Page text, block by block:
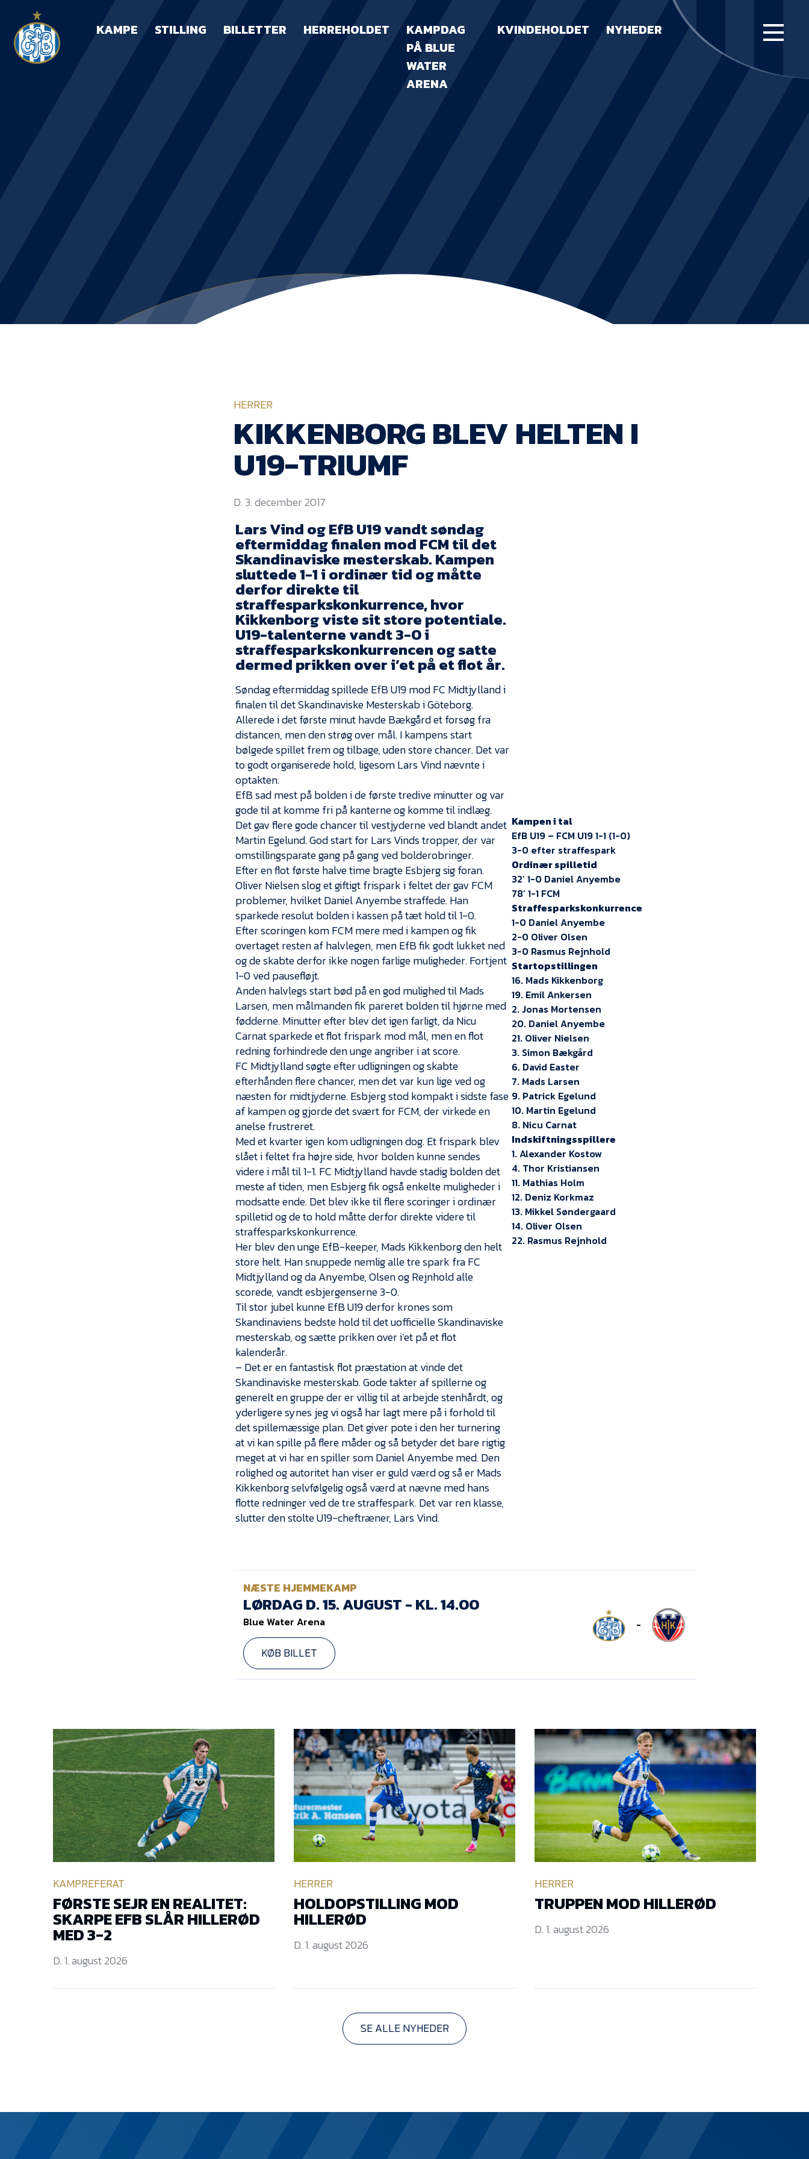
KAMPE STILLING BILLETTER HERREHOLDET
KAMPDAG
PÅ BLUE
WATER
ARENA
KVINDEHOLDET NYHEDER FORSIDE
KVINDEHOLDET
Sydvestjysk Fodbold Samarbejde
HERRER
KIKKENBORG BLEV HELTEN I
U19-TRIUMF
D. 3. december 2017
Lars Vind og EfB U19 vandt søndag
eftermiddag finalen mod FCM til det
Skandinaviske mesterskab. Kampen
sluttede 1-1 i ordinær tid og måtte
derfor direkte til
straffesparkskonkurrence, hvor
Kikkenborg viste sit store potentiale.
U19-talenterne vandt 3-0 i
straffesparkskonkurrencen og satte
dermed prikken over i’et på et flot år.
Søndag eftermiddag spillede EfB U19 mod FC Midtjylland i
finalen til det Skandinaviske Mesterskab i Göteborg.
Allerede i det første minut havde Bækgård et forsøg fra
distancen, men den strøg over mål. I kampens start
bølgede spillet frem og tilbage, uden store chancer. Det var
to godt organiserede hold, ligesom Lars Vind nævnte i
optakten.
EfB sad mest på bolden i de første tredive minutter og var
gode til at komme fri på kanterne og komme til indlæg.
Det gav flere gode chancer til vestjyderne ved blandt andet
Martin Egelund. God start for Lars Vinds tropper, der var
omstillingsparate gang på gang ved bolderobringer.
Efter en flot første halve time bragte Esbjerg sig foran.
Oliver Nielsen slog et giftigt frispark i feltet der gav FCM
problemer, hvilket Daniel Anyembe straffede. Han
sparkede resolut bolden i kassen på tæt hold til 1-0.
Efter scoringen kom FCM mere med i kampen og fik
overtaget resten af halvlegen, men EfB fik godt lukket ned
og de skabte derfor ikke nogen farlige muligheder. Fortjent
1-0 ved pausefløjt.
Anden halvlegs start bød på en god mulighed til Mads
Larsen, men målmanden fik pareret bolden til hjørne med
fødderne. Minutter efter blev det igen farligt, da Nicu
Carnat sparkede et flot frispark mod mål, men en flot
redning forhindrede den unge angriber i at score.
FC Midtjylland søgte efter udligningen og skabte
efterhånden flere chancer, men det var kun lige ved og
næsten for midtjyderne. Esbjerg stod kompakt i sidste fase
af kampen og gjorde det svært for FCM, der virkede en
anelse frustreret.
Med et kvarter igen kom udligningen dog. Et frispark blev
slået i feltet fra højre side, hvor bolden kunne sendes
videre i mål til 1-1. FC Midtjylland havde stadig bolden det
meste af tiden, men Esbjerg fik også enkelte muligheder i
modsatte ende. Det blev ikke til flere scoringer i ordinær
spilletid og de to hold måtte derfor direkte videre til
straffesparkskonkurrence.
Her blev den unge EfB-keeper, Mads Kikkenborg den helt
store helt. Han snuppede nemlig alle tre spark fra FC
Midtjylland og da Anyembe, Olsen og Rejnhold alle
scorede, vandt esbjergenserne 3-0.
Til stor jubel kunne EfB U19 derfor krones som
Skandinaviens bedste hold til det uofficielle Skandinaviske
mesterskab, og sætte prikken over i’et på et flot
kalenderår.
– Det er en fantastisk flot præstation at vinde det
Skandinaviske mesterskab. Gode takter af spillerne og
generelt en gruppe der er villig til at arbejde stenhårdt, og
yderligere synes jeg vi også har lagt mere på i forhold til
det spillemæssige plan. Det giver pote i den her turnering
at vi kan spille på flere måder og så betyder det bare rigtig
meget at vi har en spiller som Daniel Anyembe med. Den
rolighed og autoritet han viser er guld værd og så er Mads
Kikkenborg selvfølgelig også værd at nævne med hans
flotte redninger ved de tre straffespark. Det var ren klasse,
slutter den stolte U19-cheftræner, Lars Vind.
Kampen i tal
EfB U19 – FCM U19 1-1 (1-0)
3-0 efter straffespark
Ordinær spilletid
32’ 1-0 Daniel Anyembe
78’ 1-1 FCM
Straffesparkskonkurrence
1-0 Daniel Anyembe
2-0 Oliver Olsen
3-0 Rasmus Rejnhold
Startopstillingen
16. Mads Kikkenborg
19. Emil Ankersen
2. Jonas Mortensen
20. Daniel Anyembe
21. Oliver Nielsen
3. Simon Bækgård
6. David Easter
7. Mads Larsen
9. Patrick Egelund
10. Martin Egelund
8. Nicu Carnat
Indskiftningsspillere
1. Alexander Kostow
4. Thor Kristiansen
11. Mathias Holm
12. Deniz Korkmaz
13. Mikkel Søndergaard
14. Oliver Olsen
22. Rasmus Rejnhold
NÆSTE HJEMMEKAMP
LØRDAG D. 15. AUGUST - KL. 14.00
Blue Water Arena
KØB BILLET
-
KAMPREFERAT
FØRSTE SEJR EN REALITET:
SKARPE EFB SLÅR HILLERØD
MED 3-2
D. 1. august 2026
HERRER
HOLDOPSTILLING MOD
HILLERØD
D. 1. august 2026
HERRER
TRUPPEN MOD HILLERØD
D. 1. august 2026
SE ALLE NYHEDER